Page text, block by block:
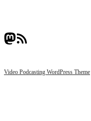
Mastodon
RSS-Feed
Video Podcasting WordPress Theme